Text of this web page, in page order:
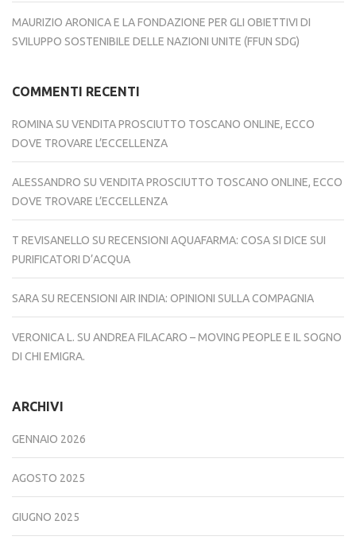
MAURIZIO ARONICA E LA FONDAZIONE PER GLI OBIETTIVI DI
SVILUPPO SOSTENIBILE DELLE NAZIONI UNITE (FFUN SDG)
COMMENTI RECENTI
ROMINA SU VENDITA PROSCIUTTO TOSCANO ONLINE, ECCO
DOVE TROVARE L’ECCELLENZA
ALESSANDRO SU VENDITA PROSCIUTTO TOSCANO ONLINE, ECCO
DOVE TROVARE L’ECCELLENZA
T REVISANELLO SU RECENSIONI AQUAFARMA: COSA SI DICE SUI
PURIFICATORI D’ACQUA
SARA SU RECENSIONI AIR INDIA: OPINIONI SULLA COMPAGNIA
VERONICA L. SU ANDREA FILACARO – MOVING PEOPLE E IL SOGNO
DI CHI EMIGRA.
ARCHIVI
GENNAIO 2026
AGOSTO 2025
GIUGNO 2025